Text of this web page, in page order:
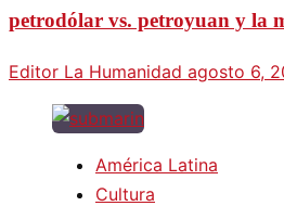
petrodólar vs. petroyuan y la
Editor La Humanidad agosto 6,
América Latina
Cultura